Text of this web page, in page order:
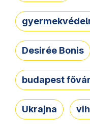
Desirée Bonis
budapest
Ukrajna